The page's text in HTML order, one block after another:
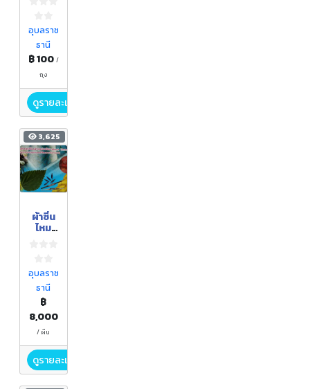
อุบลราช
ธานี
฿ 100 /
ถุง
ดูรายละเอียด
3,625
ผ้าซิ่น
ไหม
อุบลราช
ธานี
฿
8,000
/ ผืน
ดูรายละเอียด